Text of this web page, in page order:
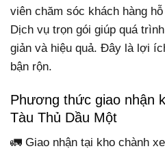
viên chăm sóc khách hàng
Dịch vụ trọn gói giúp quá
giản và hiệu quả. Đây là lợi
bận rộn.
Phương thức giao nhận
Tàu Thủ Dầu Một
🚛 Giao nhận tại kho chành